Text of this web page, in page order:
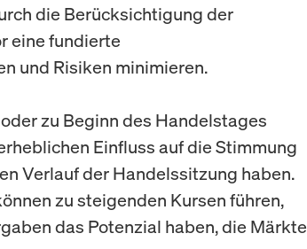
die Berücksichtigung der
eine fundierte
und Risiken minimieren.
zu Beginn des Handelstages
Einfluss auf die Stimmung
Verlauf der Handelssitzung haben.
zu steigenden Kursen führen,
das Potenzial haben, die Märkte